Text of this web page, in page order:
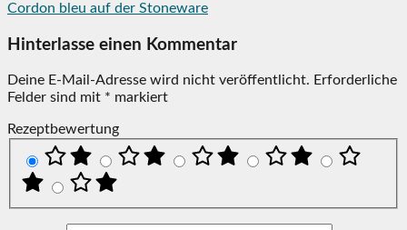
Cordon bleu auf der Stoneware
Hinterlasse einen Kommentar
Deine E-Mail-Adresse wird nicht veröffentlicht. Erforderliche
Felder sind mit * markiert
Rezeptbewertung